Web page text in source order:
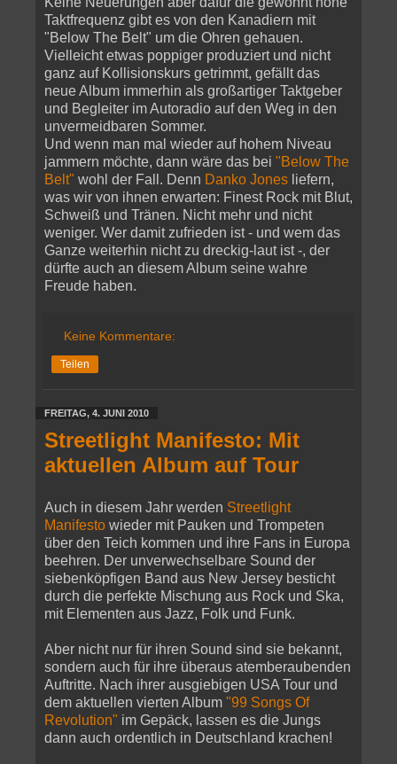
Taktfrequenz gibt es von den Kanadiern mit
"Below The Belt" um die Ohren gehauen.
Vielleicht etwas poppiger produziert und nicht
ganz auf Kollisionskurs getrimmt, gefällt das
neue Album immerhin als großartiger Taktgeber
und Begleiter im Autoradio auf den Weg in den
unvermeidbaren Sommer.
Und wenn man mal wieder auf hohem Niveau
jammern möchte, dann wäre das bei "Below The
Belt" wohl der Fall. Denn Danko Jones liefern,
was wir von ihnen erwarten: Finest Rock mit Blut,
Schweiß und Tränen. Nicht mehr und nicht
weniger. Wer damit zufrieden ist - und wem das
Ganze weiterhin nicht zu dreckig-laut ist -, der
dürfte auch an diesem Album seine wahre
Freude haben.
Keine Kommentare:
Teilen
FREITAG, 4. JUNI 2010
Streetlight Manifesto: Mit
aktuellen Album auf Tour
Auch in diesem Jahr werden Streetlight
Manifesto wieder mit Pauken und Trompeten
über den Teich kommen und ihre Fans in Europa
beehren. Der unverwechselbare Sound der
siebenköpfigen Band aus New Jersey besticht
durch die perfekte Mischung aus Rock und Ska,
mit Elementen aus Jazz, Folk und Funk.
Aber nicht nur für ihren Sound sind sie bekannt,
sondern auch für ihre überaus atemberaubenden
Auftritte. Nach ihrer ausgiebigen USA Tour und
dem aktuellen vierten Album "99 Songs Of
Revolution" im Gepäck, lassen es die Jungs
dann auch ordentlich in Deutschland krachen!